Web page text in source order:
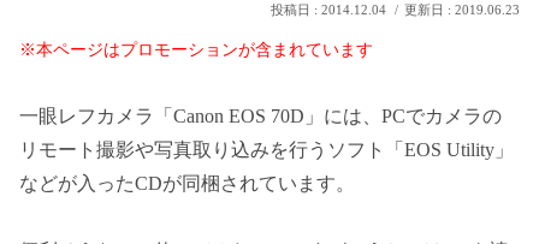
2014.12.04 2019.06.23
※本ページはプロモーションが含まれています
一眼レフカメラ「Canon EOS 70D」には、PCでカメラの
リモート撮影や写真取り込みを行うソフト「EOS Utility」
などが入ったCDが同梱されています。